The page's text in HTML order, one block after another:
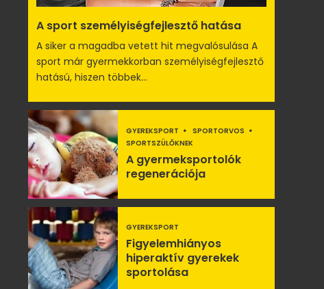
A sport személyiségfejlesztő hatása
A siker a magadba vetett hit megvalósulása A
sport már gyermekkorban személyiségfejlesztő
hatású, hiszen többek...
GYEREKSPORT
SPORTORVOS
SPORTSZÜLŐKNEK
A gyermeksportolók
regenerációja
GYEREKSPORT
Figyelemhiányos
hiperaktív gyerekek
sportolása